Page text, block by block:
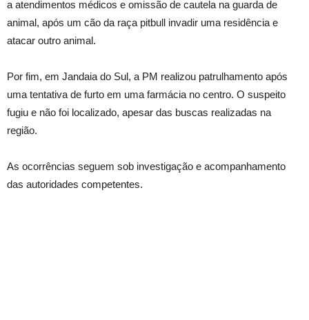
a atendimentos médicos e omissão de cautela na guarda de
animal, após um cão da raça pitbull invadir uma residência e
atacar outro animal.
Por fim, em Jandaia do Sul, a PM realizou patrulhamento após
uma tentativa de furto em uma farmácia no centro. O suspeito
fugiu e não foi localizado, apesar das buscas realizadas na
região.
As ocorrências seguem sob investigação e acompanhamento
das autoridades competentes.